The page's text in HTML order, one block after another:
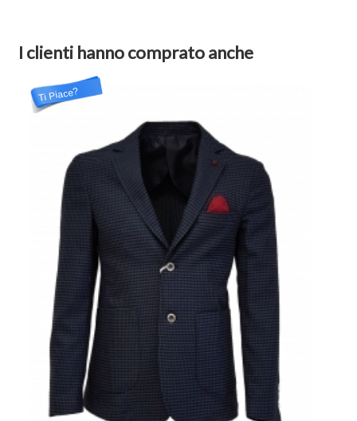
I clienti hanno comprato anche
Ti Piace?